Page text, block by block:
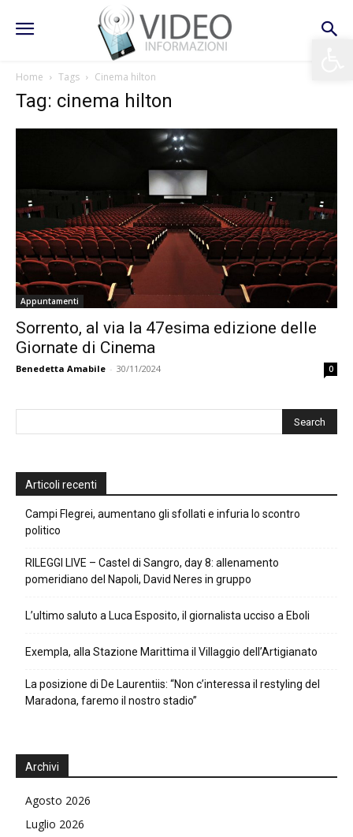
Home Tags Cinema hilton
Tag: cinema hilton
Appuntamenti
Sorrento, al via la 47esima edizione delle
Giornate di Cinema
Benedetta Amabile - 30/11/2024 0
Articoli recenti
Campi Flegrei, aumentano gli sfollati e infuria lo scontro
politico
RILEGGI LIVE – Castel di Sangro, day 8: allenamento
pomeridiano del Napoli, David Neres in gruppo
L’ultimo saluto a Luca Esposito, il giornalista ucciso a Eboli
Exempla, alla Stazione Marittima il Villaggio dell’Artigianato
La posizione di De Laurentiis: “Non c’interessa il restyling del
Maradona, faremo il nostro stadio”
Archivi
Agosto 2026
Luglio 2026